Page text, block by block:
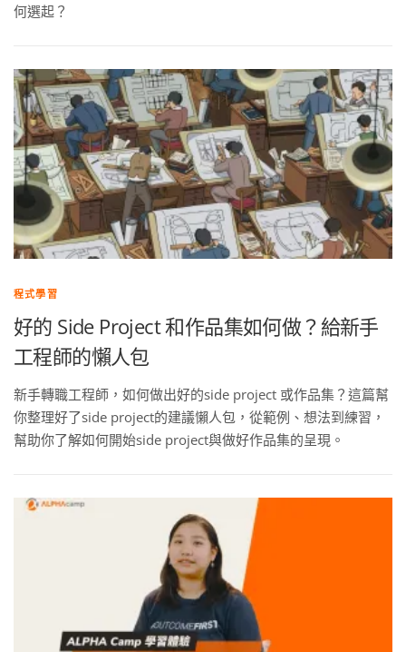
何選起？
程式學習
好的 Side Project 和作品集如何做？給新手
工程師的懶人包
新手轉職工程師，如何做出好的side project 或作品集？這篇幫
你整理好了side project的建議懶人包，從範例、想法到練習，
幫助你了解如何開始side project與做好作品集的呈現。